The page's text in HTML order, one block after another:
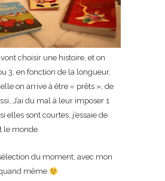
choisir une histoire, et on
3, en fonction de la longueur,
on arrive à être « prêts », de
du mal à leur imposer 1
elles sont courtes, j’essaie de
le monde.
du moment, avec mon
même